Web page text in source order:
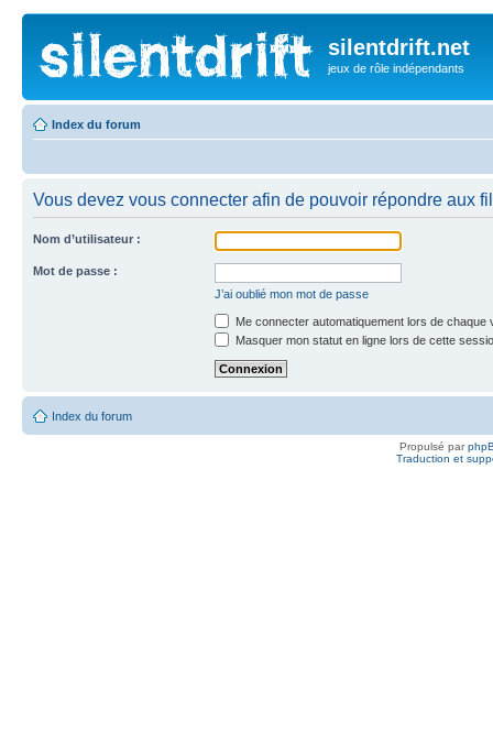
silentdrift.net
jeux de rôle indépendants
Index du forum
Vous devez vous connecter afin de pouvoir répondre aux
Nom d’utilisateur :
Mot de passe :
J’ai oublié mon mot de passe
Me connecter automatiquement lors de chaque
Masquer mon statut en ligne lors de cette
Index du forum
Propulsé par
Traduction et